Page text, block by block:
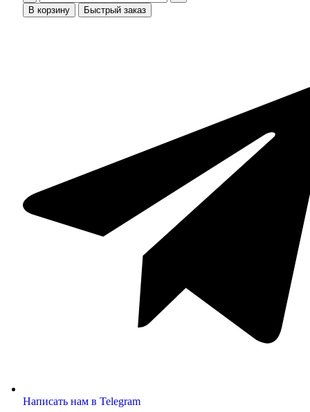
В корзину Быстрый заказ
Написать нам в Telegram